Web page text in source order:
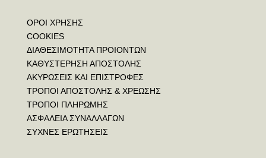
ΟΡΟΙ ΧΡΗΣΗΣ
COOKIES
ΔΙΑΘΕΣΙΜΟΤΗΤΑ ΠΡΟΙΟΝΤΩΝ
ΚΑΘΥΣΤΕΡΗΣΗ ΑΠΟΣΤΟΛΗΣ
ΑΚΥΡΩΣΕΙΣ ΚΑΙ ΕΠΙΣΤΡΟΦΕΣ
ΤΡΟΠΟΙ ΑΠΟΣΤΟΛΗΣ & ΧΡΕΩΣΗΣ
ΤΡΟΠΟΙ ΠΛΗΡΩΜΗΣ
ΑΣΦΑΛΕΙΑ ΣΥΝΑΛΛΑΓΩΝ
ΣΥΧΝΕΣ ΕΡΩΤΗΣΕΙΣ